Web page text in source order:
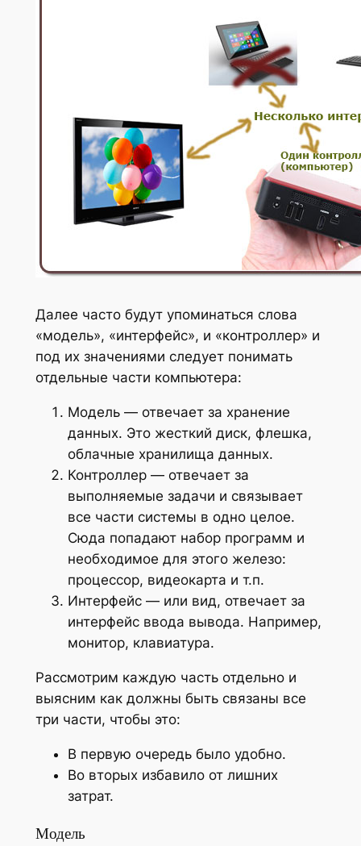
Далее часто будут упоминаться слова
«модель», «интерфейс», и «контроллер» и
под их значениями следует понимать
отдельные части компьютера:
Модель — отвечает за хранение
данных. Это жесткий диск, флешка,
облачные хранилища данных.
Контроллер — отвечает за
выполняемые задачи и связывает
все части системы в одно целое.
Сюда попадают набор программ и
необходимое для этого железо:
процессор, видеокарта и т.п.
Интерфейс — или вид, отвечает за
интерфейс ввода вывода. Например,
монитор, клавиатура.
Рассмотрим каждую часть отдельно и
выясним как должны быть связаны все
три части, чтобы это:
В первую очередь было удобно.
Во вторых избавило от лишних
затрат.
Модель